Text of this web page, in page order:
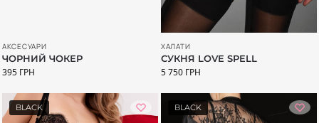
АКСЕСУАРИ
ЧОРНИЙ ЧОКЕР
395 ГРН
ХАЛАТИ
СУКНЯ LOVE SPELL
5 750 ГРН
BLACK BLACK